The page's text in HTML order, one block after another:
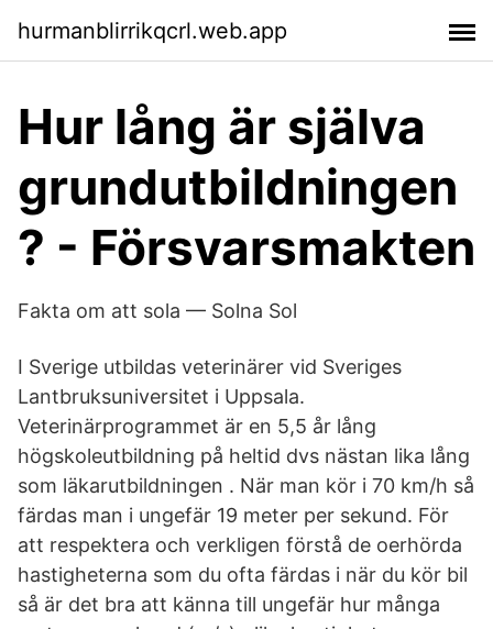
hurmanblirrikqcrl.web.app
Hur lång är själva
grundutbildningen
? - Försvarsmakten
Fakta om att sola — Solna Sol
I Sverige utbildas veterinärer vid Sveriges
Lantbruksuniversitet i Uppsala.
Veterinärprogrammet är en 5,5 år lång
högskoleutbildning på heltid dvs nästan lika lång
som läkarutbildningen . När man kör i 70 km/h så
färdas man i ungefär 19 meter per sekund. För
att respektera och verkligen förstå de oerhörda
hastigheterna som du ofta färdas i när du kör bil
så är det bra att känna till ungefär hur många